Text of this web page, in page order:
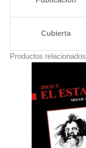
Cubierta
Productos relacionados